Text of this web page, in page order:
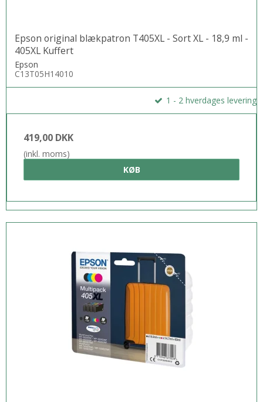
Epson original blækpatron T405XL - Sort XL - 18,9 ml -
405XL Kuffert
Epson
C13T05H14010
1 - 2 hverdages levering
419,00 DKK
(inkl. moms)
KØB